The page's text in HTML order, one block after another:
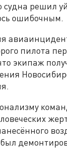
решил
ошибочным.
пилота
экипаж
был